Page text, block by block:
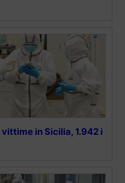
in Sicilia, 1.942 i